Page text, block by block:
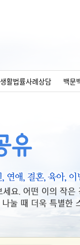
생활법률사례상담 백문